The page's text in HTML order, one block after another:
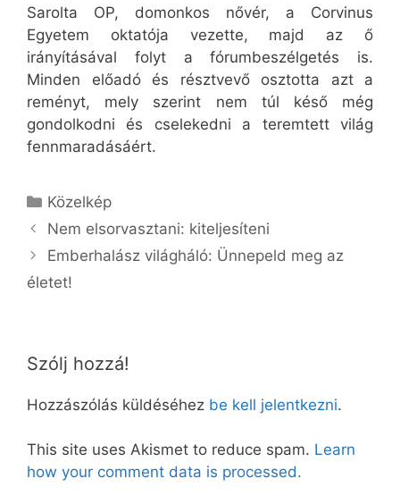
Sarolta OP, domonkos nővér, a Corvinus
Egyetem oktatója vezette, majd az ő
irányításával folyt a fórumbeszélgetés is.
Minden előadó és résztvevő osztotta azt a
reményt, mely szerint nem túl késő még
gondolkodni és cselekedni a teremtett világ
fennmaradásáért.
Kategória
Közelkép
Nem elsorvasztani: kiteljesíteni
Emberhalász világháló: Ünnepeld meg az
életet!
Szólj hozzá!
Hozzászólás küldéséhez be kell jelentkezni.
This site uses Akismet to reduce spam. Learn
how your comment data is processed.